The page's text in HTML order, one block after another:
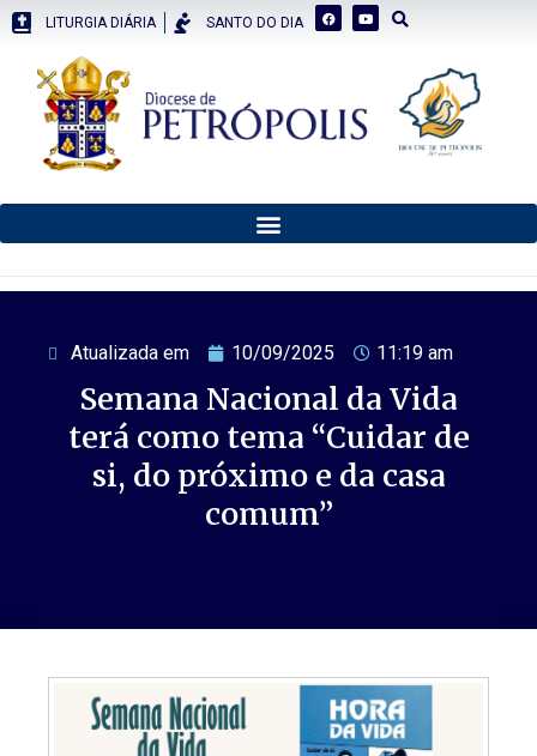
LITURGIA DIÁRIA SANTO DO DIA
Atualizada em 10/09/2025 11:19 am
Semana Nacional da Vida
terá como tema “Cuidar de
si, do próximo e da casa
comum”